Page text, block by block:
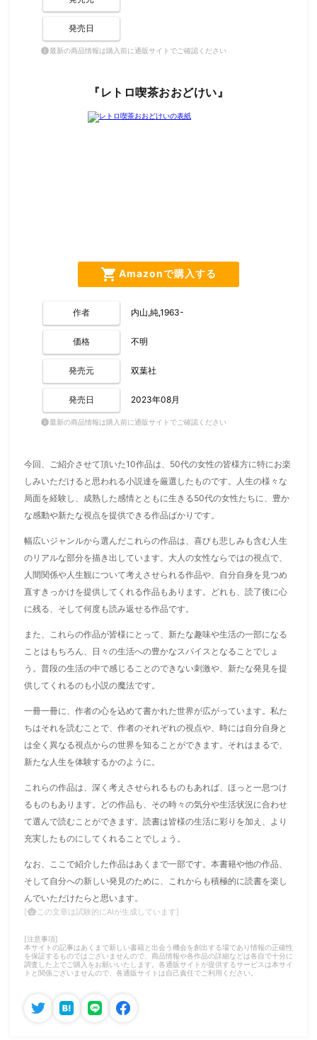
発売日
info最新の商品情報は購入前に通販サイトでご確認ください
『レトロ喫茶おおどけい』
shopping_cart Amazonで購入する
作者 内山,純,1963-
価格 不明
発売元 双葉社
発売日 2023年08月
info最新の商品情報は購入前に通販サイトでご確認ください
今回、ご紹介させて頂いた10作品は、50代の女性の皆様方に特にお楽
しみいただけると思われる小説達を厳選したものです。人生の様々な
局面を経験し、成熟した感情とともに生きる50代の女性たちに、豊か
な感動や新たな視点を提供できる作品ばかりです。
幅広いジャンルから選んだこれらの作品は、喜びも悲しみも含む人生
のリアルな部分を描き出しています。大人の女性ならではの視点で、
人間関係や人生観について考えさせられる作品や、自分自身を見つめ
直すきっかけを提供してくれる作品もあります。どれも、読了後に心
に残る、そして何度も読み返せる作品です。
また、これらの作品が皆様にとって、新たな趣味や生活の一部になる
ことはもちろん、日々の生活への豊かなスパイスとなることでしょ
う。普段の生活の中で感じることのできない刺激や、新たな発見を提
供してくれるのも小説の魔法です。
一冊一冊に、作者の心を込めて書かれた世界が広がっています。私た
ちはそれを読むことで、作者のそれぞれの視点や、時には自分自身と
は全く異なる視点からの世界を知ることができます。それはまるで、
新たな人生を体験するかのように。
これらの作品は、深く考えさせられるものもあれば、ほっと一息つけ
るものもあります。どの作品も、その時々の気分や生活状況に合わせ
て選んで読むことができます。読書は皆様の生活に彩りを加え、より
充実したものにしてくれることでしょう。
なお、ここで紹介した作品はあくまで一部です。本書籍や他の作品、
そして自分への新しい発見のために、これからも積極的に読書を楽し
んでいただけたらと思います。
[ smart_toy この文章は試験的にAIが生成しています]
[注意事項]
本サイトの記事はあくまで新しい書籍と出会う機会を創出する場であり情報の正確性
を保証するものではございませんので、商品情報や各作品の詳細などは各自で十分に
調査した上でご購入をお願いいたします。各通販サイトが提供するサービスは本サイ
トと関係ございませんので、各通販サイトは自己責任でご利用ください。